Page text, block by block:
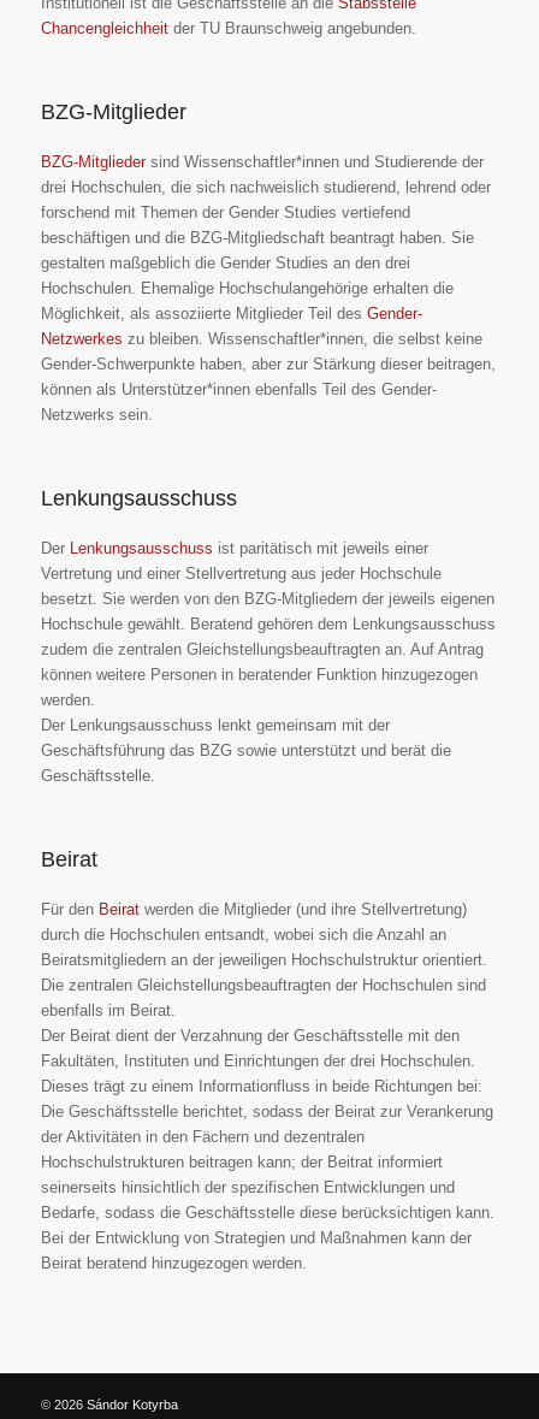
Chancengleichheitder TU Braunschweig angebunden.
BZG-Mitglieder
BZG-Mitgliedersind Wissenschaftler*innen und Studierende der
drei Hochschulen, die sich nachweislich studierend, lehrend oder
forschend mit Themen der Gender Studies vertiefend
beschäftigen und die BZG-Mitgliedschaft beantragt haben. Sie
gestalten maßgeblich die Gender Studies an den drei
Hochschulen. Ehemalige Hochschulangehörige erhalten die
Möglichkeit, als assoziierte Mitglieder Teil des Gender-
Netzwerkes zu bleiben. Wissenschaftler*innen, die selbst keine
Gender-Schwerpunkte haben, aber zur Stärkung dieser beitragen,
können als Unterstützer*innen ebenfalls Teil des Gender-
Netzwerks sein.
Lenkungsausschuss
Der Lenkungsausschuss ist paritätisch mit jeweils einer
Vertretung und einer Stellvertretung aus jeder Hochschule
besetzt. Sie werden von den BZG-Mitgliedern der jeweils eigenen
Hochschule gewählt. Beratend gehören dem Lenkungsausschuss
zudem die zentralen Gleichstellungsbeauftragten an. Auf Antrag
können weitere Personen in beratender Funktion hinzugezogen
werden.
Der Lenkungsausschuss lenkt gemeinsam mit der
Geschäftsführung das BZG sowie unterstützt und berät die
Geschäftsstelle.
Beirat
Für den Beiratwerden die Mitglieder (und ihre Stellvertretung)
durch die Hochschulen entsandt, wobei sich die Anzahl an
Beiratsmitgliedern an der jeweiligen Hochschulstruktur orientiert.
Die zentralen Gleichstellungsbeauftragten der Hochschulen sind
ebenfalls im Beirat.
Der Beirat dient der Verzahnung der Geschäftsstelle mit den
Fakultäten, Instituten und Einrichtungen der drei Hochschulen.
Dieses trägt zu einem Informationfluss in beide Richtungen bei:
Die Geschäftsstelle berichtet, sodass der Beirat zur Verankerung
der Aktivitäten in den Fächern und dezentralen
Hochschulstrukturen beitragen kann; der Beitrat informiert
seinerseits hinsichtlich der spezifischen Entwicklungen und
Bedarfe, sodass die Geschäftsstelle diese berücksichtigen kann.
Bei der Entwicklung von Strategien und Maßnahmen kann der
Beirat beratend hinzugezogen werden.
© 2026 Sándor Kotyrba